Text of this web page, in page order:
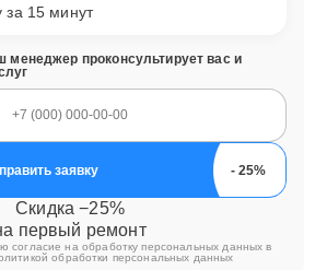
15 минут
менеджер проконсультирует вас и
заявку
Скидка −25%
первый ремонт
согласие на обработку персональных данных в
обработки персональных данных